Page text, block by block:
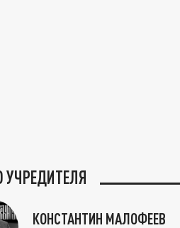
УЧРЕДИТЕЛЯ
КОНСТАНТИН МАЛОФЕЕВ